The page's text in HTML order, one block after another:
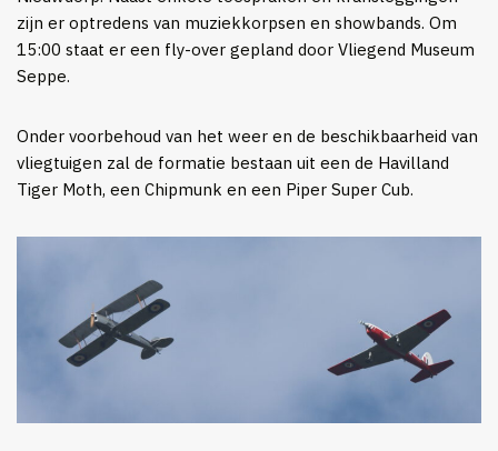
zijn er optredens van muziekkorpsen en showbands. Om
15:00 staat er een fly-over gepland door Vliegend Museum
Seppe.
Onder voorbehoud van het weer en de beschikbaarheid van
vliegtuigen zal de formatie bestaan uit een de Havilland
Tiger Moth, een Chipmunk en een Piper Super Cub.